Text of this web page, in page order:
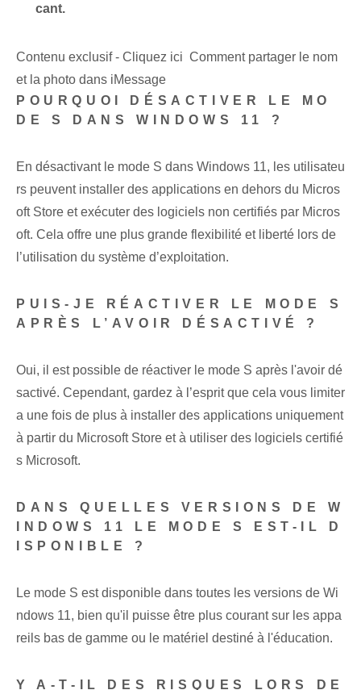
cant.
Contenu exclusif - Cliquez ici Comment partager le nom
et la photo dans iMessage
POURQUOI DÉSACTIVER LE MO
DE S DANS WINDOWS 11 ?
En désactivant le mode S dans Windows 11, les utilisateu
rs peuvent installer des applications en dehors du Micros
oft Store et exécuter des logiciels non certifiés par Micros
oft. Cela offre une plus grande flexibilité et liberté lors de
l’utilisation du système d’exploitation.
PUIS-JE RÉACTIVER LE MODE S
APRÈS L’AVOIR DÉSACTIVÉ ?
Oui, il est possible de réactiver le mode S après l'avoir dé
sactivé. Cependant, gardez à l’esprit que cela vous limiter
a une fois de plus à installer des applications uniquement
à partir du Microsoft Store et à utiliser des logiciels certifié
s Microsoft.
DANS QUELLES VERSIONS DE W
INDOWS 11 LE MODE S EST-IL D
ISPONIBLE ?
Le mode S est disponible dans toutes les versions de Wi
ndows 11, bien qu'il puisse être plus courant sur les appa
reils bas de gamme ou le matériel destiné à l'éducation.
Y A-T-IL DES RISQUES LORS DE